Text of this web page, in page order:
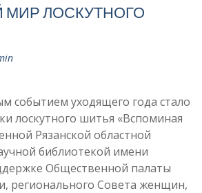
ЛОСКУТНОГО
событием уходящего года стало
лоскутного шитья «Вспоминая
Рязанской областной
библиотекой имени
Общественной палаты
регионального Совета женщин,